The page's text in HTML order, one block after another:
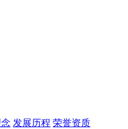
发展历程 荣誉资质